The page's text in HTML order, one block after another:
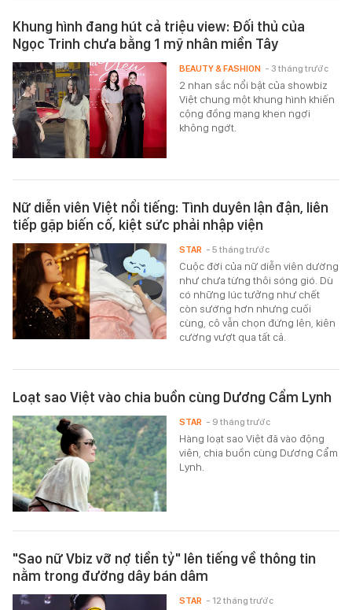
Khung hình đang hút cả triệu view: Đối thủ của
Ngọc Trinh chưa bằng 1 mỹ nhân miền Tây
2 nhan sắc nổi bật của showbiz
Việt chung một khung hình khiến
cộng đồng mạng khen ngợi
không ngớt.
BEAUTY & FASHION - 3 tháng trước
Nữ diễn viên Việt nổi tiếng: Tình duyên lận đận, liên
tiếp gặp biến cố, kiệt sức phải nhập viện
Cuộc đời của nữ diễn viên dường
như chưa từng thôi sóng gió. Dù
có những lúc tưởng như chết
còn sướng hơn nhưng cuối
cùng, cô vẫn chọn đứng lên, kiên
cường vượt qua tất cả.
STAR - 5 tháng trước
Loạt sao Việt vào chia buồn cùng Dương Cẩm Lynh
Hàng loạt sao Việt đã vào động
viên, chia buồn cùng Dương Cẩm
Lynh.
STAR - 9 tháng trước
"Sao nữ Vbiz vỡ nợ tiền tỷ" lên tiếng về thông tin
nằm trong đường dây bán dâm
STAR - 12 tháng trước